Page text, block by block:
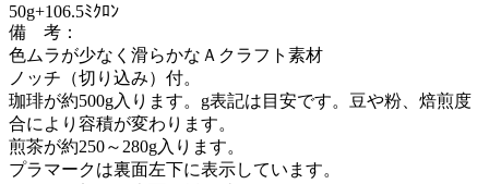
50g+106.5ﾐｸﾛﾝ
備 考：
色ムラが少なく滑らかなＡクラフト素材
ノッチ（切り込み）付。
珈琲が約500g入ります。g表記は目安です。豆や粉、焙煎度
合により容積が変わります。
煎茶が約250～280g入ります。
プラマークは裏面左下に表示しています。